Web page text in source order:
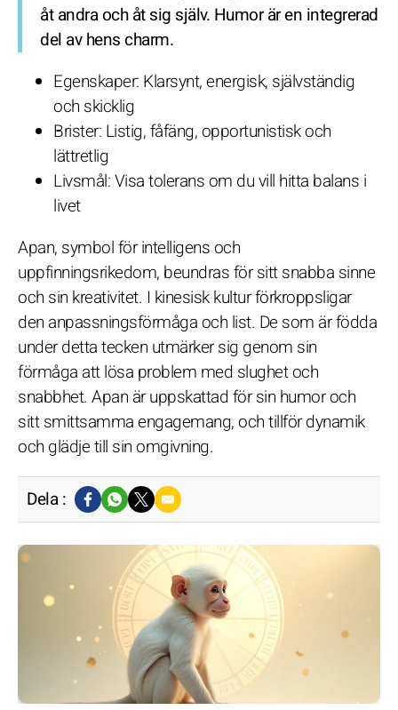
åt andra och åt sig själv. Humor är en integrerad
del av hens charm.
Egenskaper: Klarsynt, energisk, självständig
och skicklig
Brister: Listig, fåfäng, opportunistisk och
lättretlig
Livsmål: Visa tolerans om du vill hitta balans i
livet
Apan, symbol för intelligens och
uppfinningsrikedom, beundras för sitt snabba sinne
och sin kreativitet. I kinesisk kultur förkroppsligar
den anpassningsförmåga och list. De som är födda
under detta tecken utmärker sig genom sin
förmåga att lösa problem med slughet och
snabbhet. Apan är uppskattad för sin humor och
sitt smittsamma engagemang, och tillför dynamik
och glädje till sin omgivning.
Dela :